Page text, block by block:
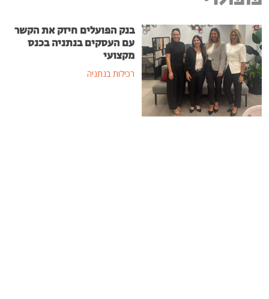
בנק הפועלים חיזק את הקשר
עם העסקים בנתניה בכנס
מקצועי
רכילות בנתניה